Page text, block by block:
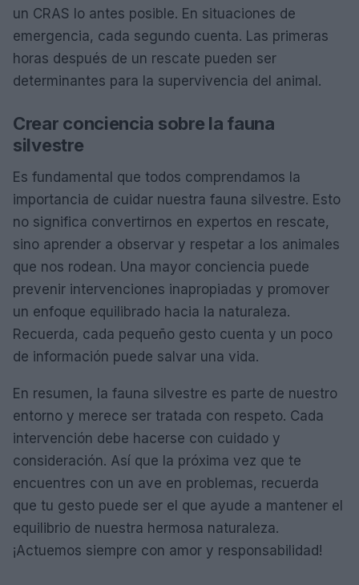
un CRAS lo antes posible. En situaciones de
emergencia, cada segundo cuenta. Las primeras
horas después de un rescate pueden ser
determinantes para la supervivencia del animal.
Crear conciencia sobre la fauna
silvestre
Es fundamental que todos comprendamos la
importancia de cuidar nuestra fauna silvestre. Esto
no significa convertirnos en expertos en rescate,
sino aprender a observar y respetar a los animales
que nos rodean. Una mayor conciencia puede
prevenir intervenciones inapropiadas y promover
un enfoque equilibrado hacia la naturaleza.
Recuerda, cada pequeño gesto cuenta y un poco
de información puede salvar una vida.
En resumen, la fauna silvestre es parte de nuestro
entorno y merece ser tratada con respeto. Cada
intervención debe hacerse con cuidado y
consideración. Así que la próxima vez que te
encuentres con un ave en problemas, recuerda
que tu gesto puede ser el que ayude a mantener el
equilibrio de nuestra hermosa naturaleza.
¡Actuemos siempre con amor y responsabilidad!